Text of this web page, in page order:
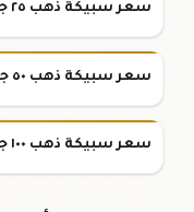
سعر سبيكة ذهب ٢٥ جرام عيار ٢٤
سعر سبيكة ذهب ٥٠ جرام عيار ٢٤
سعر سبيكة ذهب ١٠٠ جرام عيار ٢٤